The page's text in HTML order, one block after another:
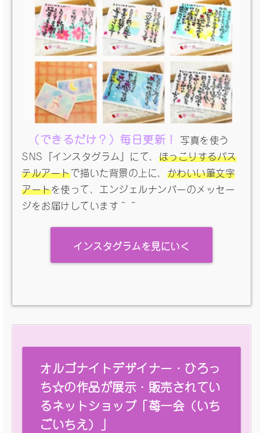
（できるだけ？）毎日更新！
写真を使う
SNS『インスタグラム』にて、 ほっこりするパス
テルアートで描いた背景の上に、 かわいい筆文字
アートを使って、エンジェルナンバーのメッセー
ジをお届けしています＾＾
インスタグラムを見にいく
オルゴナイトデザイナー・ひろっ
ち☆の作品が展示・販売されてい
るネットショップ「苺一会（いち
ごいちえ）」